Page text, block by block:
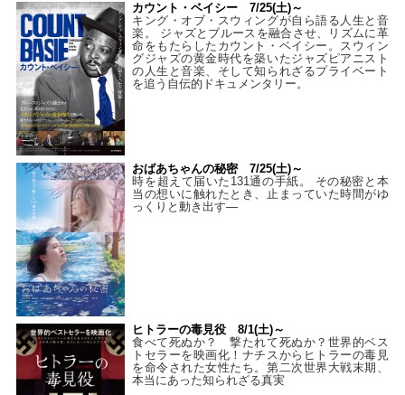
カウント・ベイシー 7/25(土)～
キング・オブ・スウィングが自ら語る人生と音
楽。 ジャズとブルースを融合させ、リズムに革
命をもたらしたカウント・ベイシー。スウィン
グジャズの黄金時代を築いたジャズピアニスト
の人生と音楽、そして知られざるプライベート
を追う自伝的ドキュメンタリー。
おばあちゃんの秘密 7/25(土)～
時を超えて届いた131通の手紙。 その秘密と本
当の想いに触れたとき、止まっていた時間がゆ
っくりと動き出す―
ヒトラーの毒見役 8/1(土)～
食べて死ぬか？ 撃たれて死ぬか？世界的ベス
トセラーを映画化！ナチスからヒトラーの毒見
を命令された女性たち。第二次世界大戦末期、
本当にあった知られざる真実